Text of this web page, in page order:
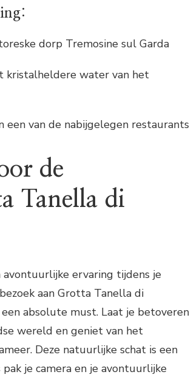
dorp Tremosine sul Garda
kristalheldere water van het
van de nabijgelegen restaurants
de
Tanella di
avontuurlijke ervaring tijdens je
aan Grotta Tanella di
absolute must. Laat je betoveren
wereld en geniet van het
Deze natuurlijke schat is een
je camera en je avontuurlijke